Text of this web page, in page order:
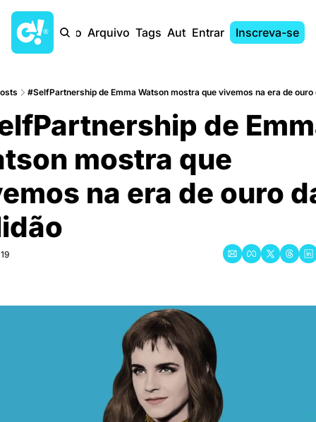
Início Arquivo Tags AutoresEntrar Inscreva-se
#SelfPartnership de Emma Watson mostra que vivemos na era de ouro
de
mostra que
na era de ouro